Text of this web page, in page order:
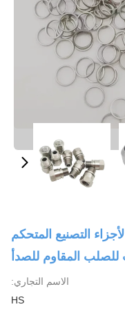
التصنيع المتحكم
للصلب المقاوم للصدأ
الاسم التجاري:
HS